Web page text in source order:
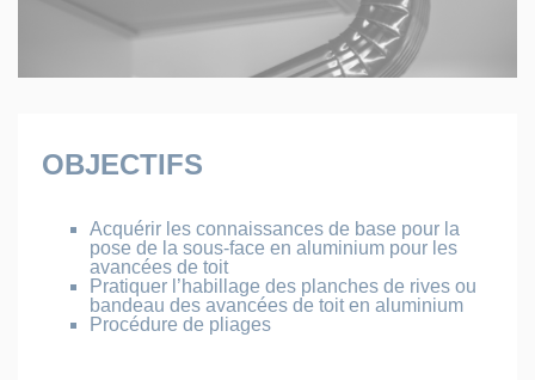
OBJECTIFS
Acquérir les connaissances de base pour la
pose de la sous-face en aluminium pour les
avancées de toit
Pratiquer l’habillage des planches de rives ou
bandeau des avancées de toit en aluminium
Procédure de pliages